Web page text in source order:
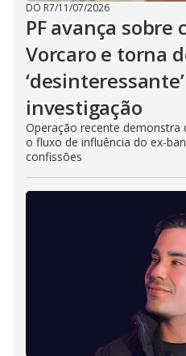
DO R7/11/07/2026
PF avança sobre
Vorcaro e torna
investigação
Operação recente demonstra
o fluxo de influência do ex-
confissões